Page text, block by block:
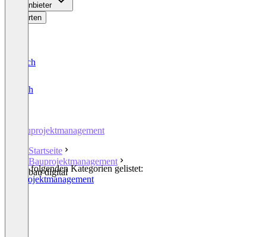
Für Anbieter
Bewerten
Deutsch
English
Bauprojektmanagement
Startseite
Bauprojektmanagement
bau digital
In den folgenden Kategorien gelistet:
Bauprojektmanagement